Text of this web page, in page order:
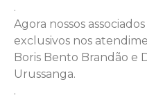
.
Agora nossos
exclusivos nos
Boris Bento Brandão e
Urussanga.
.